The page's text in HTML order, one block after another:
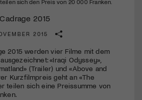
2015
2015
2015 werden vier Filme mit dem
«Iraqi Odyssey»,
(Trailer) und «Above and
Kurzfilmpreis geht an «The
teilen sich eine Preissumme von
Kulturschaffende(r) oder
erhältst du kostenlosen Zugang zu